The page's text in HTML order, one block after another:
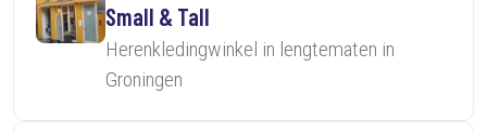
Small & Tall
Herenkledingwinkel in lengtematen in
Groningen